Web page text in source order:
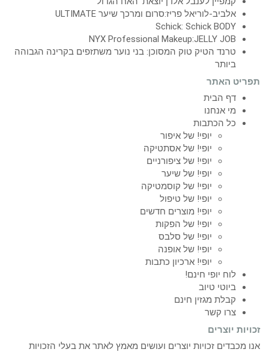
אלביב-לוריאל פריז:סרום ומרכך שיער ULTIMATE
Schick: Schick BODY
NYX Professional Makeup:JELLY JOB
טרנד הטיק טוק המסוכן: בני נוער משתזפים בקרינה הגבוהה
ביותר
תפריט האתר
דף הבית
מי אנחנו
כל הכתבות
יופי! של איפור
יופי! של אסתטיקה
יופי! של ציפורניים
יופי! של שיער
יופי! של קוסמטיקה
יופי! של טיפול
יופי! מוצרים חדשים
יופי! של הפקות
יופי! של סלבס
יופי! של אופנה
יופי! ארכיון כתבות
לוח יופי חינם!
ביוטי טיוב
קבלת מגזין חינם
צרו קשר
זכויות יוצרים
אנו מכבדים זכויות יוצרים ועושים מאמץ לאתר את בעלי הזכויות